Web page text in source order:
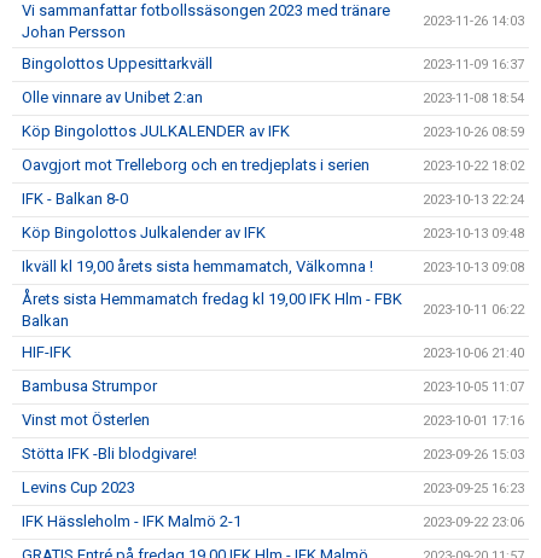
Vi sammanfattar fotbollssäsongen 2023 med tränare
Johan Persson
2023-11-26 14:03
Bingolottos Uppesittarkväll 2023-11-09 16:37
Olle vinnare av Unibet 2:an 2023-11-08 18:54
Köp Bingolottos JULKALENDER av IFK 2023-10-26 08:59
Oavgjort mot Trelleborg och en tredjeplats i serien 2023-10-22 18:02
IFK - Balkan 8-0 2023-10-13 22:24
Köp Bingolottos Julkalender av IFK 2023-10-13 09:48
Ikväll kl 19,00 årets sista hemmamatch, Välkomna ! 2023-10-13 09:08
Årets sista Hemmamatch fredag kl 19,00 IFK Hlm - FBK
Balkan
2023-10-11 06:22
HIF-IFK 2023-10-06 21:40
Bambusa Strumpor 2023-10-05 11:07
Vinst mot Österlen 2023-10-01 17:16
Stötta IFK -Bli blodgivare! 2023-09-26 15:03
Levins Cup 2023 2023-09-25 16:23
IFK Hässleholm - IFK Malmö 2-1 2023-09-22 23:06